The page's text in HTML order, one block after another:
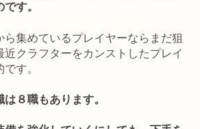
す。
ら集めているプレイヤーならまだ狙
近クラフターをカンストしたプレイ
す。
８職もあります。